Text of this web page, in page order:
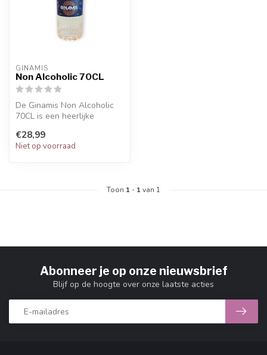
GINAMIS
Non Alcoholic 70CL
De Ginamis Non Alcoholic
70CL is een heerlijke
alcoholvr...
€28,99
Niet op voorraad
Toon 1 - 1van 1
Abonneer je op onze nieuwsbrief
Blijf op de hoogte over onze laatste acties